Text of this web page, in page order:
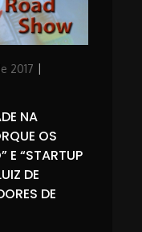
2017
NA
OS
E “STARTUP
DE
DE